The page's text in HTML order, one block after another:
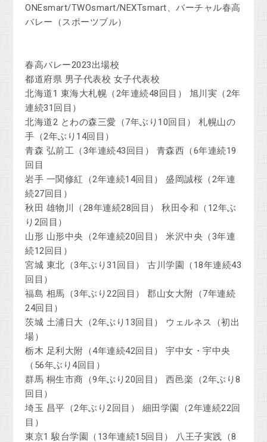
ONEsmart/TWOsmart/NEXTsmart、バーチャル春高
バレー（スポーツブル）
春高バレー2023出場校
都道府県 男子代表校 女子代表校
北海道1 東海大札幌（2年連続48回目） 旭川実（2年
連続31回目）
北海道2 とわの森三愛（7年ぶり10回目） 札幌山の
手（2年ぶり14回目）
青森 弘前工（3年連続43回目） 青森西（6年連続19
回目
岩手 一関修紅（2年連続14回目） 盛岡誠桜（2年連
続27回目）
秋田 雄物川（28年連続28回目） 秋田令和（12年ぶ
り2回目）
山形 山形中央（2年連続20回目） 米沢中央（3年連
続12回目）
宮城 東北（3年ぶり31回目） 古川学園（18年連続43
回目）
福島 相馬（3年ぶり22回目） 郡山女大附（7年連続
24回目）
茨城 土浦日大（2年ぶり13回目） ウェルネス（初出
場）
栃木 足利大附（4年連続42回目） 宇中女・宇中央
（56年ぶり4回目）
群馬 桐生市商（9年ぶり20回目） 西邑楽（2年ぶり8
回目）
埼玉 昌平（2年ぶり2回目） 細田学園（2年連続22回
目）
東京1 駿台学園（13年連続15回目） 八王子実践（8